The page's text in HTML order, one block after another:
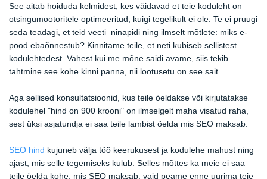
See aitab hoiduda kelmidest, kes väidavad et teie koduleht on
otsingumootoritele optimeeritud, kuigi tegelikult ei ole. Te ei pruugi
seda teadagi, et teid veeti ninapidi ning ilmselt mõtlete: miks e-
pood ebaõnnestub? Kinnitame teile, et neti kubiseb sellistest
kodulehtedest. Vahest kui me mõne saidi avame, siis tekib
tahtmine see kohe kinni panna, nii lootusetu on see sait.
Aga sellised konsultatsioonid, kus teile öeldakse või kirjutatakse
kodulehel "hind on 900 krooni" on ilmselgelt maha visatud raha,
sest üksi asjatundja ei saa teile lambist öelda mis SEO maksab.
SEO hind kujuneb välja töö keerukusest ja kodulehe mahust ning
ajast, mis selle tegemiseks kulub. Selles mõttes ka meie ei saa
teile öelda kohe, mis SEO maksab, vaid peame enne uurima teie